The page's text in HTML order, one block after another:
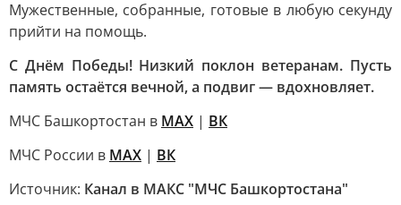
Мужественные, собранные, готовые в любую секунду
прийти на помощь.
С Днём Победы! Низкий поклон ветеранам. Пусть
память остаётся вечной, а подвиг — вдохновляет.
МЧС Башкортостан в МАХ | ВК
МЧС России в MAX | ВК
Источник: Канал в МАКС "МЧС Башкортостана"